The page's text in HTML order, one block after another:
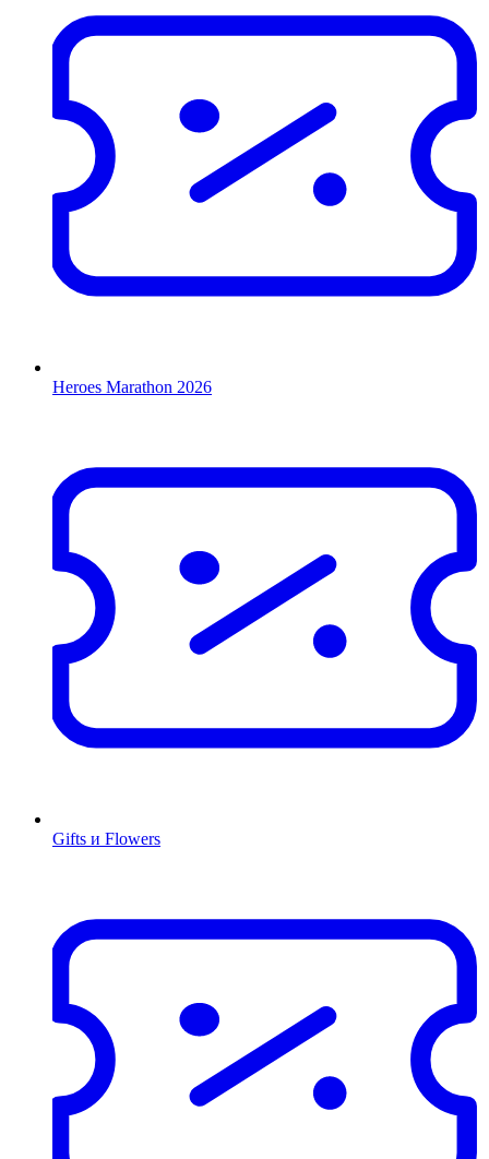
Heroes Marathon 2026
Gifts и Flowers